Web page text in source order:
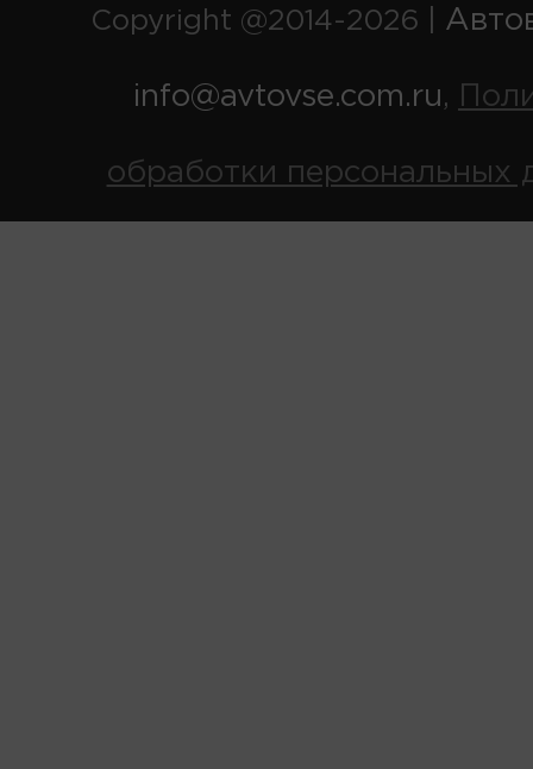
Copyright @2014-2026 |
info@avtovse.com.ru,
обработки персональных